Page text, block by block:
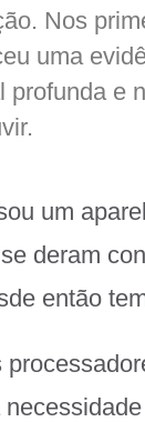
Nos
uma
e
um
deram
então